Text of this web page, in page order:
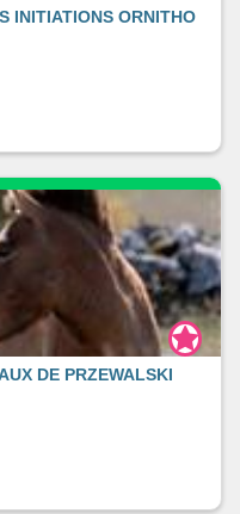
INITIATIONS ORNITHO
DE PRZEWALSKI